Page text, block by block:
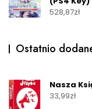
528,87zł
Ostatnio
Nasza
33,99zł